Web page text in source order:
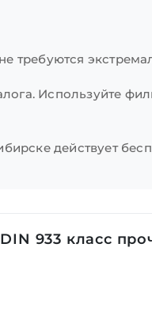
Используйте
действует
933 класс